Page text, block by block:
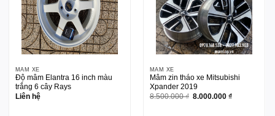
MÂM XE
Độ mâm Elantra 16 inch màu
trắng 6 cây Rays
Liên hệ
MÂM XE
Mâm zin tháo xe Mitsubishi
Xpander 2019
8.500.000₫ Giá
8.000.000₫Giá